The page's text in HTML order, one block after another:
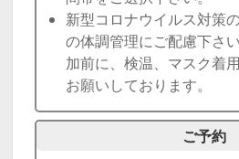
新型コロナウイルス対策
の体調管理にご配慮下さ
加前に、検温、マスク着
お願いしております。
ご予約